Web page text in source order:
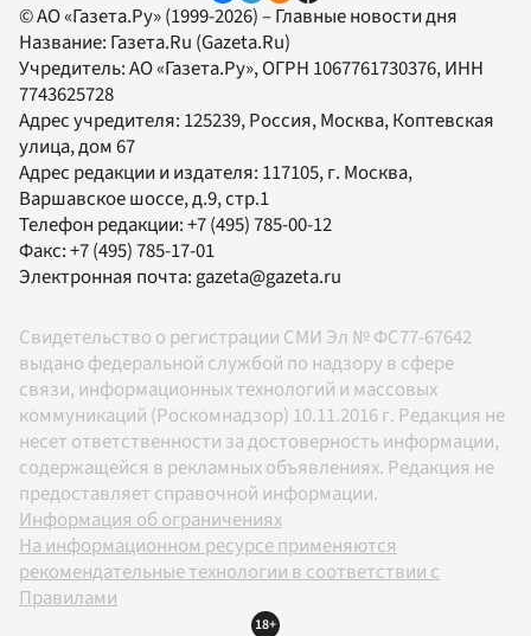
© АО «Газета.Ру» (1999-2026) – Главные новости дня
Название: Газета.Ru (Gazeta.Ru)
Учредитель:АО «Газета.Ру», ОГРН 1067761730376, ИНН
7743625728
Адрес учредителя: 125239, Россия, Москва, Коптевская
улица, дом 67
Адрес редакции и издателя: 117105, г. Москва,
Варшавское шоссе, д.9, стр.1
Телефон редакции:+7 (495) 785-00-12
Факс:+7 (495) 785-17-01
Электронная почта:gazeta@gazeta.ru
Свидетельство о регистрации СМИ Эл № ФС77-67642
выдано федеральной службой по надзору в сфере
связи, информационных технологий и массовых
коммуникаций (Роскомнадзор) 10.11.2016 г. Редакция не
несет ответственности за достоверность информации,
содержащейся в рекламных объявлениях. Редакция не
предоставляет справочной информации.
Информация об ограничениях
На информационном ресурсе применяются
рекомендательные технологии в соответствии с
Правилами
18+